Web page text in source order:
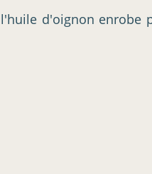
d'oignon enrobe